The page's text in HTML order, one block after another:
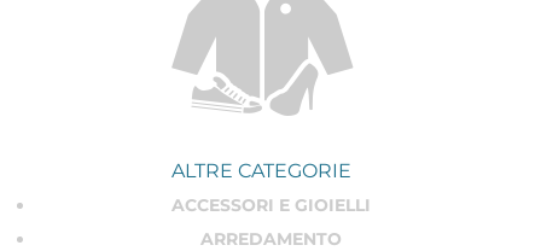
minima per poter essere attivati. Troverai coupon a
importi fisso, coupon percentuali, ma anche codici
sconto per omaggi compresi nell'acquisto o per
sconti sulle spese di spedizione. I negozi a
Zalando, GUESS, Sarenza, a brand forse meno
conosciuti, ma che forse tutti gli amanti dello
ALTRE CATEGORIE
ACCESSORI E GIOIELLI
ARREDAMENTO